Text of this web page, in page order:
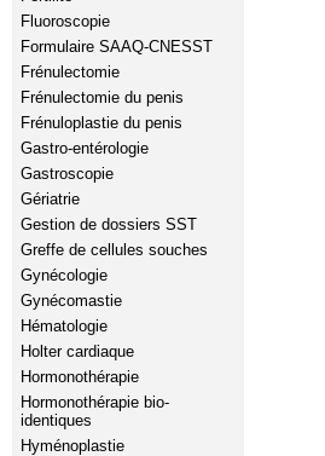
Fluoroscopie
Formulaire SAAQ-CNESST
Frénulectomie
Frénulectomie du penis
Frénuloplastie du penis
Gastro-entérologie
Gastroscopie
Gériatrie
Gestion de dossiers SST
Greffe de cellules souches
Gynécologie
Gynécomastie
Hématologie
Holter cardiaque
Hormonothérapie
Hormonothérapie bio-
identiques
Hyménoplastie